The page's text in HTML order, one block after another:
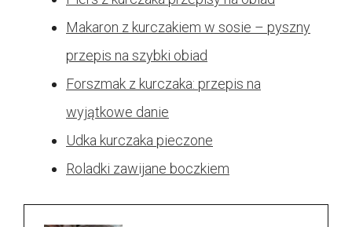
Makaron z kurczakiem w sosie – pyszny
przepis na szybki obiad
Forszmak z kurczaka: przepis na
wyjątkowe danie
Udka kurczaka pieczone
Roladki zawijane boczkiem